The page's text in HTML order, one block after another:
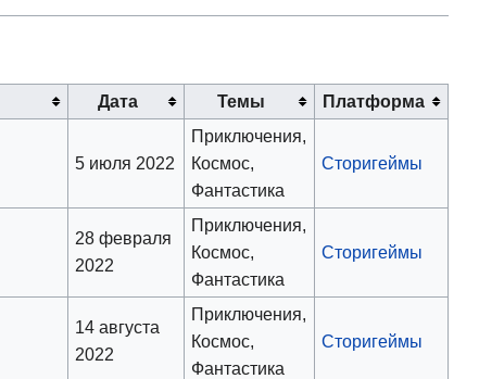
Дата Темы Платформа
5 июля 2022
Приключения,
Космос,
Фантастика
Сторигеймы
28 февраля
2022
Приключения,
Космос,
Фантастика
Сторигеймы
14 августа
2022
Приключения,
Космос,
Фантастика
Сторигеймы